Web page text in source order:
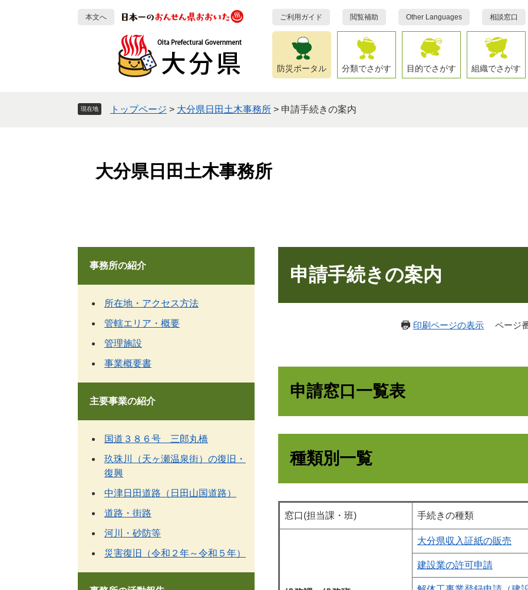
本文へ ご利用ガイド 閲覧補助 Other Languages 相談窓口
防災ポータル 分類でさがす 目的でさがす 組織でさがす
現在地 トップページ > 大分県日田土木事務所 > 申請手続きの案内
大分県日田土木事務所
申請手続きの案内
印刷ページの表示 ページ
申請窓口一覧表
種類別一覧
窓口(担当課・班) 手続きの種類
大分県収入証紙の販売
建設業の許可申請
事務所の紹介
所在地・アクセス方法
管轄エリア・概要
管理施設
事業概要書
主要事業の紹介
国道３８６号 三郎丸橋
玖珠川（天ヶ瀬温泉街）の復旧・
復興
中津日田道路（日田山国道路）
道路・街路
河川・砂防等
災害復旧（令和２年～令和５年）